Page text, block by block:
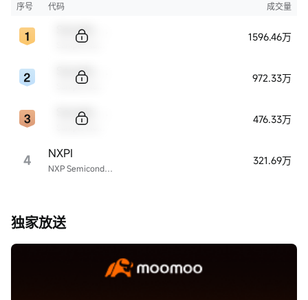
序号 代码 成交量
1596.46万
972.33万
476.33万
4 NXP Semiconductors
NXPI 321.69万
独家放送